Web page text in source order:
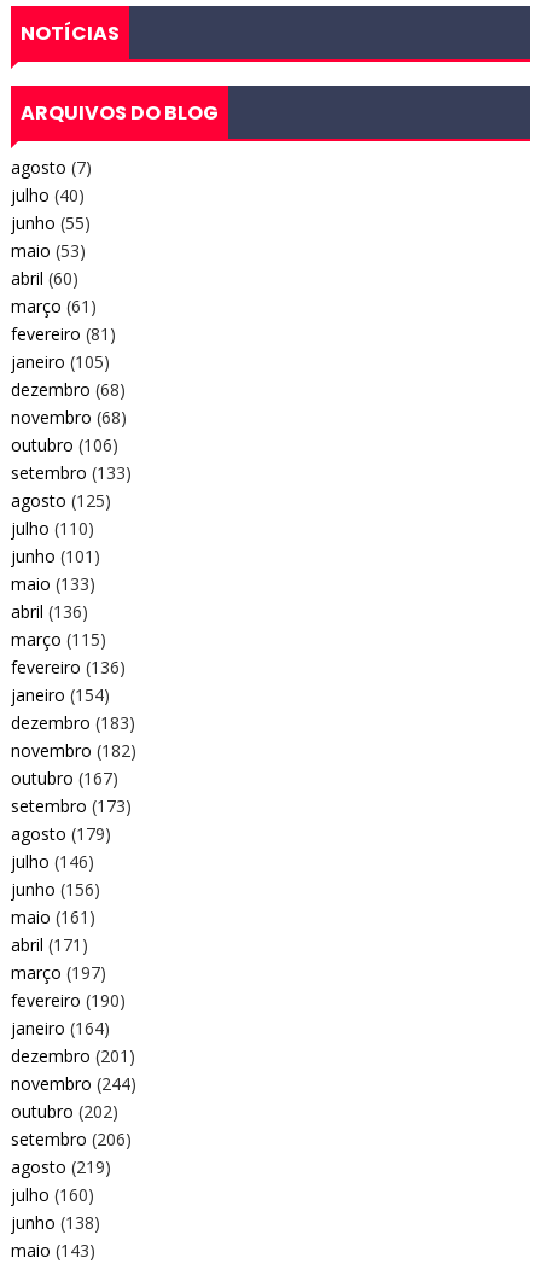
NOTÍCIAS
ARQUIVOS DO BLOG
agosto (7)
julho (40)
junho (55)
maio (53)
abril (60)
março (61)
fevereiro (81)
janeiro (105)
dezembro (68)
novembro (68)
outubro (106)
setembro (133)
agosto (125)
julho (110)
junho (101)
maio (133)
abril (136)
março (115)
fevereiro (136)
janeiro (154)
dezembro (183)
novembro (182)
outubro (167)
setembro (173)
agosto (179)
julho (146)
junho (156)
maio (161)
abril (171)
março (197)
fevereiro (190)
janeiro (164)
dezembro (201)
novembro (244)
outubro (202)
setembro (206)
agosto (219)
julho (160)
junho (138)
maio (143)